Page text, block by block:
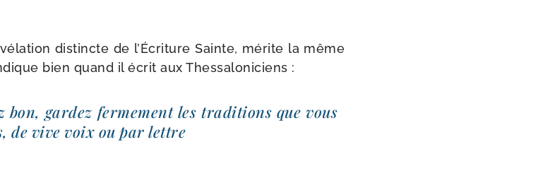
dis­tincte de l’Écriture Sainte, mérite la même
bien quand il écrit aux Thessaloniciens :
bon, gar­dez fer­me­ment les tra­di­tions que vous
de vive voix ou par lettre